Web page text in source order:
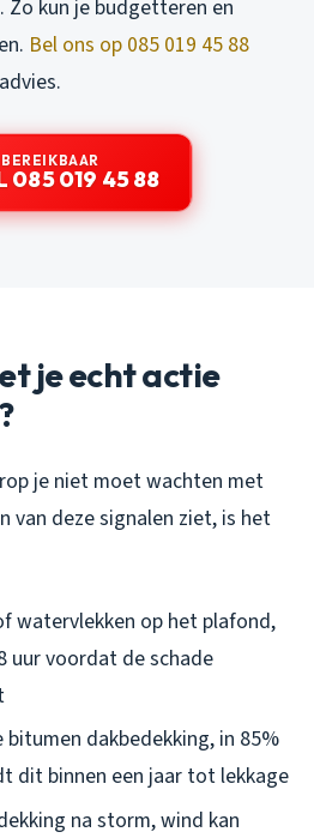
Zo kun je budgetteren en
Bel ons op 085 019 45 88
085 019 45 88
je echt actie
je niet moet wachten met
van deze signalen ziet, is het
watervlekken op het plafond,
uur voordat de schade
bitumen dakbedekking, in 85%
dit binnen een jaar tot lekkage
na storm, wind kan